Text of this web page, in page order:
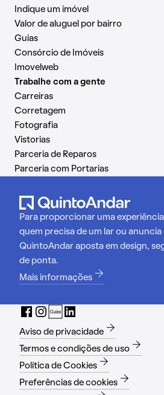
Indique um imóvel
Valor de aluguel por bairro
Guias
Consórcio de Imóveis
Imovelweb
Trabalhe com a gente
Carreiras
Corretagem
Fotografia
Vistorias
Parceria de Reparos
Parceria com Portarias
Para proporcionar uma
quem precisa de um lar ou
QuintoAndar aposta em design,
de ponta.
Mais informações
Aviso de privacidade
Termos e condições de uso
Política de Cookies
Preferências de cookies